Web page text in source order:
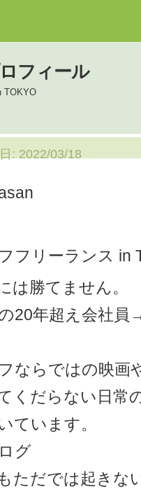
フィール
TOKYO
: 2022/03/18
フリーランス in
は勝てません。
20年超え会社
ならではの映画
くだらない日常
ています。
グ
ただでは起きな